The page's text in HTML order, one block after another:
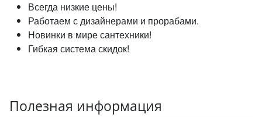
Всегда низкие цены!
Работаем с дизайнерами и прорабами.
Новинки в мире сантехники!
Гибкая система скидок!
Полезная информация